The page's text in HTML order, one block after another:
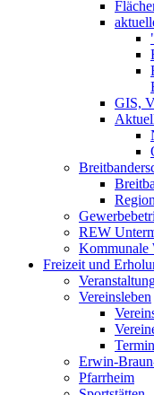
GIS,
REW
Kommunale
Freizeit und
Vereinsleben
Erwin-
Pfarrheim